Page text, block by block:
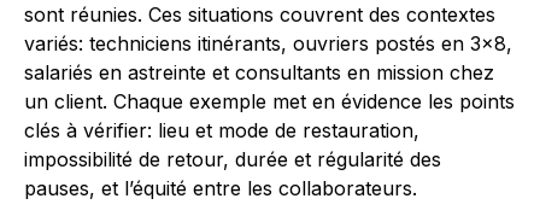
sont réunies. Ces situations couvrent des contextes
variés: techniciens itinérants, ouvriers postés en 3×8,
salariés en astreinte et consultants en mission chez
un client. Chaque exemple met en évidence les points
clés à vérifier: lieu et mode de restauration,
impossibilité de retour, durée et régularité des
pauses, et l’équité entre les collaborateurs.